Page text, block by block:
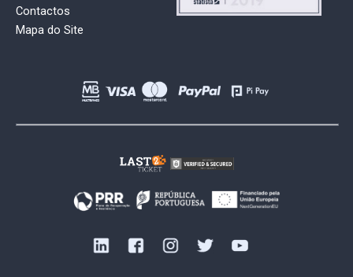
Contactos
Mapa do Site